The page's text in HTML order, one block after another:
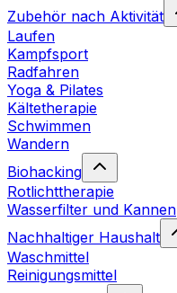
Zubehör nach Aktivität
Laufen
Kampfsport
Radfahren
Yoga & Pilates
Kältetherapie
Schwimmen
Wandern
Biohacking
Rotlichttherapie
Wasserfilter und Kannen
Nachhaltiger Haushalt
Waschmittel
Reinigungsmittel